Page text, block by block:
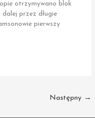
otrzymywano blok
przez długie
pierwszy
Następny →